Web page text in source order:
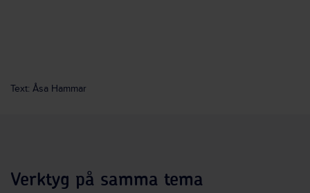
Text: Åsa Hammar
Verktyg på samma tema